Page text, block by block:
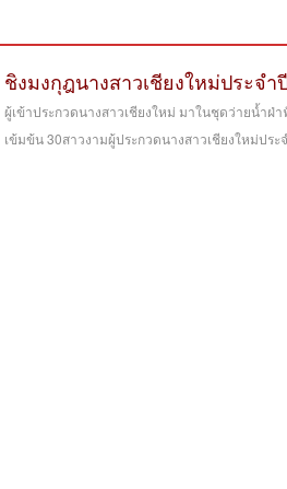
ชิงมงกุฎนางสาวเชียงใหม่ประจำ
ผู้เข้าประกวดนางสาวเชียงใหม่ มาในชุดว่ายน้ำ
เข้มข้น 30สาวงามผู้ประกวดนางสาวเชียงใหม่ประ